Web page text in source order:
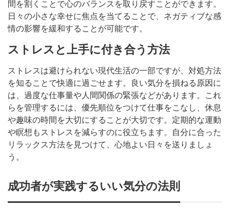
間を割くことで心のバランスを取り戻すことができます。
日々の小さな幸せに焦点を当てることで、ネガティブな感
情の影響を緩和することが可能です。
ストレスと上手に付き合う方法
ストレスは避けられない現代生活の一部ですが、対処方法
を知ることで快適に過ごせます。良い気分を損ねる原因に
は、過度な仕事量や人間関係の緊張などがあります。これ
らを管理するには、優先順位をつけて仕事をこなし、休息
や趣味の時間を大切にすることが大切です。定期的な運動
や瞑想もストレスを減らすのに役立ちます。自分に合った
リラックス方法を見つけて、心地よい日々を送りましょ
う。
成功者が実践するいい気分の法則